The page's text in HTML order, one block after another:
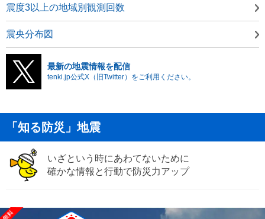
震度3以上の地域別観測回数
震央分布図
最新の地震情報を配信
tenki.jp公式X（旧Twitter）をご利用ください。
「知る防災」地震
いざという時にあわてないために
確かな情報と行動で防災力アップ